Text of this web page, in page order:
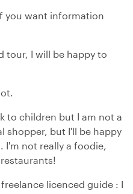
you want information
tour, I will be happy to
to children but I am not a
shopper, but I'll be happy
I'm not really a foodie,
licenced guide : I